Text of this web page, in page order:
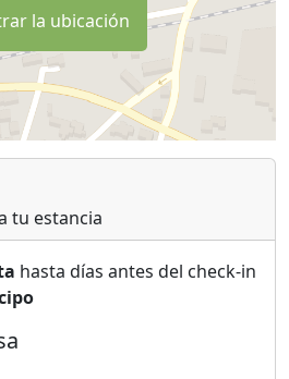
la ubicación
tu estancia
hasta días antes del check-in